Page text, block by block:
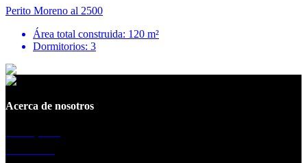
Perito Moreno al 2500
Área total construida: 120 m²
Dormitorios: 3
Acerca de nosotros